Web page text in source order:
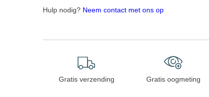
Hulp nodig? Neem contact met ons op
Gratis verzending Gratis oogmeting